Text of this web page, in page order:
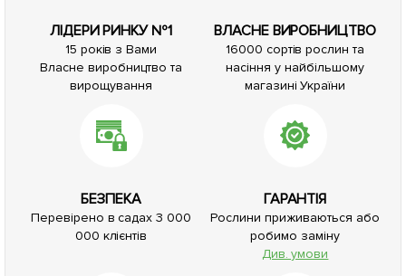
ЛІДЕРИ РИНКУ №1
15 років з Вами
Власне виробництво та
вирощування
ВЛАСНЕ ВИРОБНИЦТВО
16000 сортів рослин та
насіння у найбільшому
магазині України
БЕЗПЕКА
Перевірено в садах 3 000
000 клієнтів
ГАРАНТІЯ
Рослини приживаються або
робимо заміну
Див. умови